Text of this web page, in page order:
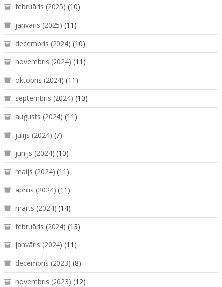
februāris (2025) (10)
janvāris (2025) (11)
decembris (2024) (10)
novembris (2024) (11)
oktobris (2024) (11)
septembris (2024) (10)
augusts (2024) (11)
jūlijs (2024) (7)
jūnijs (2024) (10)
maijs (2024) (11)
aprīlis (2024) (11)
marts (2024) (14)
februāris (2024) (13)
janvāris (2024) (11)
decembris (2023) (8)
novembris (2023) (12)